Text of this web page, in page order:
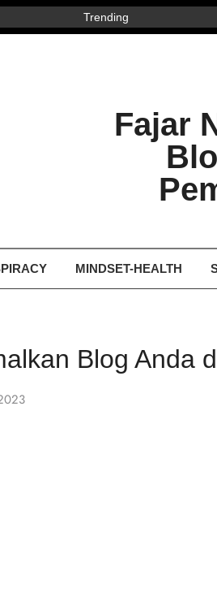
Trending
Fajar
MINDSET-HEALTH
Blog Anda